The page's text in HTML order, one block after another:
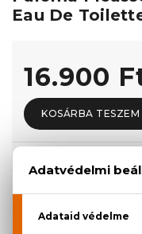
Eau De
16.900
KOSÁRBA TESZEM